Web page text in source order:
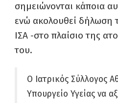
σημειώνονται κάποια
ενώ ακολουθεί δήλωση
ΙΣΑ -στο πλαίσιο της
του.
Ο Ιατρικός Σύλλογος
Υπουργείο Υγείας να